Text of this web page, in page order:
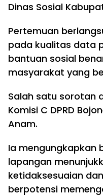
Dinas Sosial
Pertemuan
pada kualitas data
bantuan sosial
masyarakat yang
Salah satu sorotan
Komisi C DPRD
Anam.
Ia mengungkapkan
lapangan
ketidaksesuaian
berpotensi